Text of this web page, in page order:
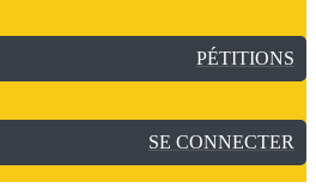
PÉTITIONS
SE CONNECTER